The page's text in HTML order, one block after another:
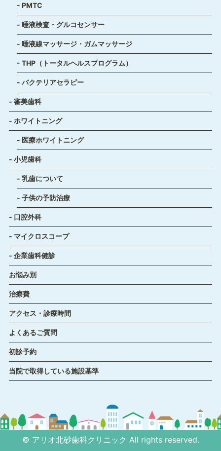
PMTC
唾液検査・グルコセンサー
唾液線マッサージ・ガムマッサージ
THP（トータルヘルスプログラム）
バクテリアセラピー
審美歯科
ホワイトニング
医療ホワイトニング
小児歯科
乳歯について
子供の予防治療
口腔外科
マイクロスコープ
企業歯科健診
お悩み別
治療費
アクセス・診療時間
よくあるご質問
初診予約
当院で取得している施設基準
© アリオ北砂歯科クリニック All rights reserved.